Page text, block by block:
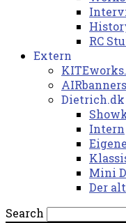
RC
Extern
Dietrich.dk
Intern
Mini
Der
Search